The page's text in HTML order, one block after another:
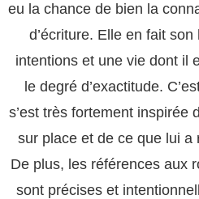
eu la chance de bien la
d’écriture. Elle en fait
intentions et une vie dont il
le degré d’exactitude.
s’est très fortement inspirée
sur place et de ce que lui a
De plus, les références aux
sont précises et